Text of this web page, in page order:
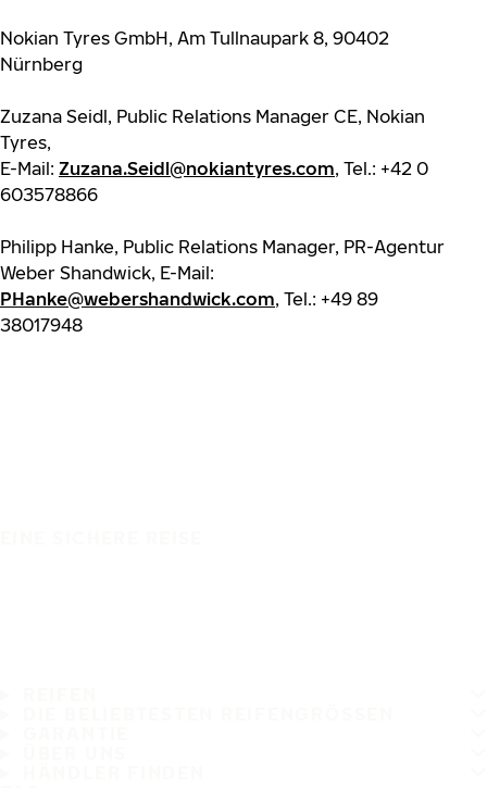
Nokian Tyres GmbH, Am Tullnaupark 8, 90402
Nürnberg
Zuzana Seidl, Public Relations Manager CE, Nokian
Tyres,
E-Mail: Zuzana.Seidl@nokiantyres.com, Tel.: +42 0
603578866
Philipp Hanke, Public Relations Manager, PR-Agentur
Weber Shandwick, E-Mail:
PHanke@webershandwick.com, Tel.: +49 89
38017948